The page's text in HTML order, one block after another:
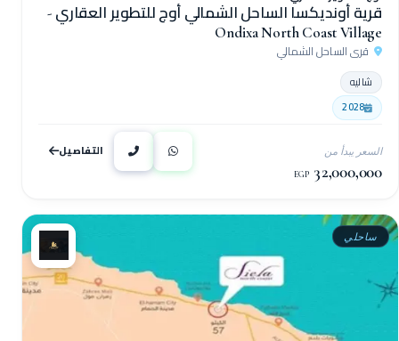
قرية أونديكسا الساحل الشمالي أوج للتطوير العقاري -
Ondixa North Coast Village
قرى الساحل الشمالي
شاليه
2028
السعر يبدأ من
32,000,000
EGP
التفاصيل
ساحلي